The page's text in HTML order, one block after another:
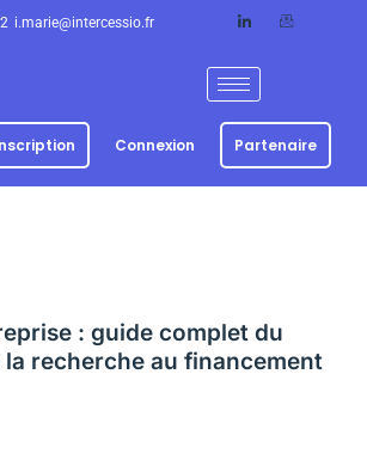
i.marie@intercessio.fr
Connexion Partenaire
: guide complet du
recherche au financement